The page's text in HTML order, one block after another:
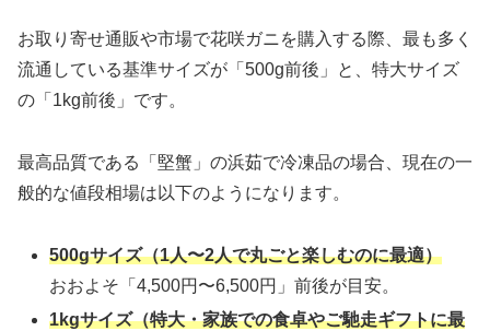
お取り寄せ通販や市場で花咲ガニを購入する際、最も多く
流通している基準サイズが「500g前後」と、特大サイズ
の「1kg前後」です。
最高品質である「堅蟹」の浜茹で冷凍品の場合、現在の一
般的な値段相場は以下のようになります。
500gサイズ（1人〜2人で丸ごと楽しむのに最適）
おおよそ「4,500円〜6,500円」前後が目安。
1kgサイズ（特大・家族での食卓やご馳走ギフトに最